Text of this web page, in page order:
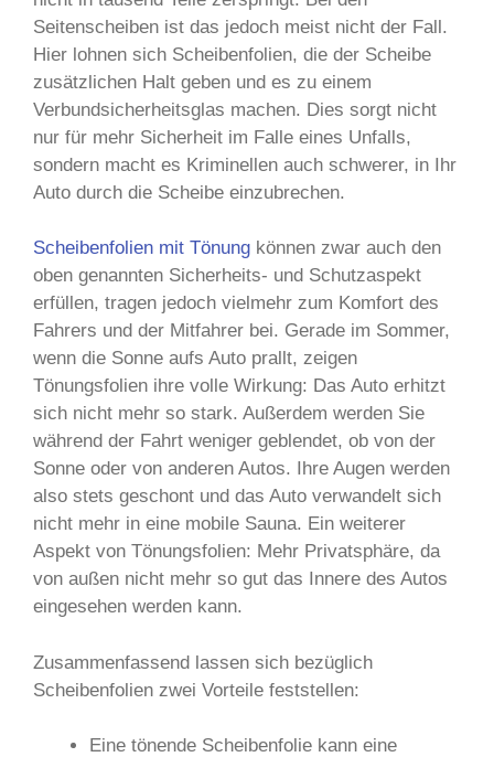
Seitenscheiben ist das jedoch meist nicht der Fall.
Hier lohnen sich Scheibenfolien, die der Scheibe
zusätzlichen Halt geben und es zu einem
Verbundsicherheitsglas machen. Dies sorgt nicht
nur für mehr Sicherheit im Falle eines Unfalls,
sondern macht es Kriminellen auch schwerer, in Ihr
Auto durch die Scheibe einzubrechen.
Scheibenfolien mit Tönung können zwar auch den
oben genannten Sicherheits- und Schutzaspekt
erfüllen, tragen jedoch vielmehr zum Komfort des
Fahrers und der Mitfahrer bei. Gerade im Sommer,
wenn die Sonne aufs Auto prallt, zeigen
Tönungsfolien ihre volle Wirkung: Das Auto erhitzt
sich nicht mehr so stark. Außerdem werden Sie
während der Fahrt weniger geblendet, ob von der
Sonne oder von anderen Autos. Ihre Augen werden
also stets geschont und das Auto verwandelt sich
nicht mehr in eine mobile Sauna. Ein weiterer
Aspekt von Tönungsfolien: Mehr Privatsphäre, da
von außen nicht mehr so gut das Innere des Autos
eingesehen werden kann.
Zusammenfassend lassen sich bezüglich
Scheibenfolien zwei Vorteile feststellen:
Eine tönende Scheibenfolie kann eine